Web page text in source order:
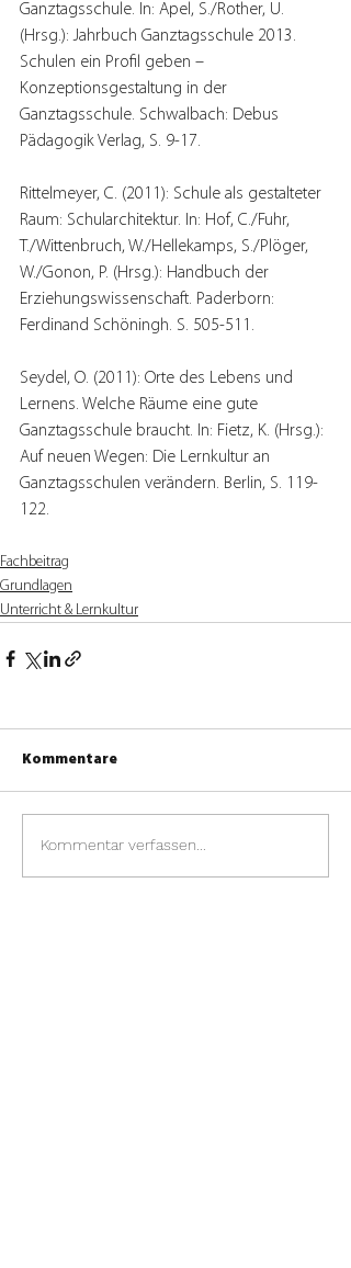
Ganztagsschule. In: Apel, S./Rother, U.
(Hrsg.): Jahrbuch Ganztagsschule 2013.
Schulen ein Profil geben –
Konzeptionsgestaltung in der
Ganztagsschule. Schwalbach: Debus
Pädagogik Verlag, S. 9-17.
Rittelmeyer, C. (2011): Schule als gestalteter
Raum: Schularchitektur. In: Hof, C./Fuhr,
T./Wittenbruch, W./Hellekamps, S./Plöger,
W./Gonon, P. (Hrsg.): Handbuch der
Erziehungswissenschaft. Paderborn:
Ferdinand Schöningh. S. 505-511.
Seydel, O. (2011): Orte des Lebens und
Lernens. Welche Räume eine gute
Ganztagsschule braucht. In: Fietz, K. (Hrsg.):
Auf neuen Wegen: Die Lernkultur an
Ganztagsschulen verändern. Berlin, S. 119-
122.
Fachbeitrag
Grundlagen
Unterricht & Lernkultur
Kommentare
Kommentar verfassen...